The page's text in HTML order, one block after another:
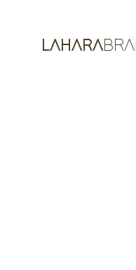
LAHARA